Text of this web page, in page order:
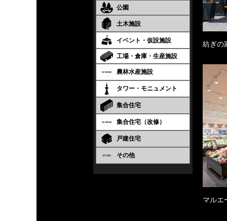
公園
土木施設
イベント・仮設施設
工場・倉庫・生産施設
農林水産施設
タワー・モニュメント
集合住宅
集合住宅（改修）
戸建住宅
その他
紡ぎの
マルエ